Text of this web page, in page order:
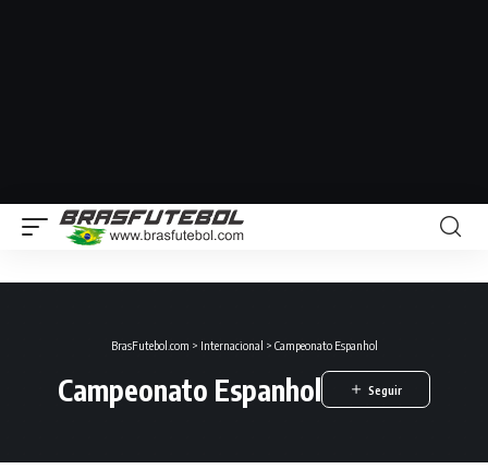
BrasFutebol.com > Internacional > Campeonato Espanhol
Campeonato Espanhol